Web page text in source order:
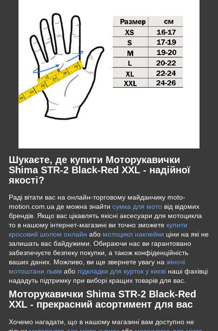
Шукаєте, де купити Моторукавички
Shima STR-2 Black-Red XXL - надійної
якості?
Раді вітати вас на онлайн-торговому майданчику moto-
motion.com.ua де можна знайти сумка для мото від відомих
брендів. Якщо вас цікавлять якісні аксесуари для мотоцикла
то в нашому інтернет-магазині ви точно зможете купити
кросовий шолом онлайн або мотоцикл наклейки ціни на які не
залишать вас байдужими. Обираючи нас ви гарантовано
забезпечуєте безпеку покупки, а також конфіденційність
ваших даних. Можливо, ви ще звернете увагу на жіночі
мотоштани львів або підкладки для курток у києві наші фахівці
нададуть підтримку при виборі кращих товарів для вас.
Моторукавички Shima STR-2 Black-Red
XXL - прекрасний асортимент для вас
Хочемо нагадати, що в нашому магазині вам доступно не